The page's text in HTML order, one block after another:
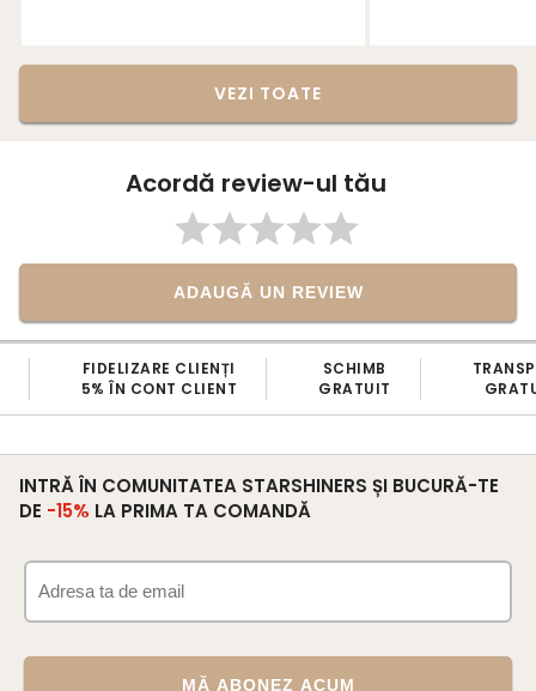
VEZI TOATE
Acordă review-ul tău
ADAUGĂ UN REVIEW
FIDELIZARE CLIENȚI
5% ÎN CONT CLIENT
SCHIMB
GRATUIT
INTRĂ ÎN COMUNITATEA STARSHINERS ȘI BUCURĂ-TE
DE -15% LA PRIMA TA COMANDĂ
MĂ ABONEZ ACUM